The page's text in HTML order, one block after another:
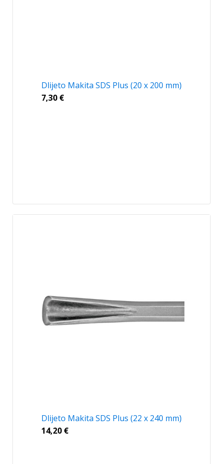
Dlijeto Makita SDS Plus (20 x 200 mm)
7,30 €
Dlijeto Makita SDS Plus (22 x 240 mm)
14,20 €